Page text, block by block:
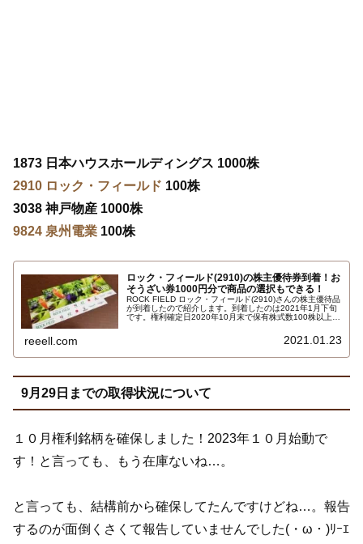
1873 日本ハウスホールディングス 1000株
2910 ロック・フィールド 100株
3038 神戸物産 1000株
9824 泉州電業 100株
ロック・フィールド(2910)の株主優待券到着！お
そうざい券1000円分で商品の選択もできる！
ROCK FIELD ロック・フィールド(2910)さんの株主優待品
が到着したので紹介します。到着したのは2021年1月下旬
です。権利確定日2020年10月末で保有株式数100株以上で
reeell.com 2021.01.23
9月29日までの取得状況について
１０月権利銘柄を確保しました！2023年１０月始動で
す！と言っても、もう在庫ないね…。
と言っても、結構前から確保してたんですけどね…。報告
するのが面倒くさくて報告していませんでした(・ω・)ﾘｰｴ